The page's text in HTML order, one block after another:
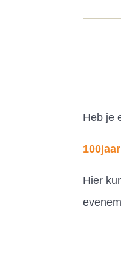
Heb je
Hier